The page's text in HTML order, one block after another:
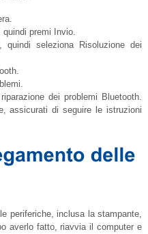
quindi premi Invio.
seleziona Risoluzione dei
dei problemi Bluetooth.
assicurati di seguire le istruzioni
periferiche, inclusa la stampante,
averlo fatto, riavvia il computer e